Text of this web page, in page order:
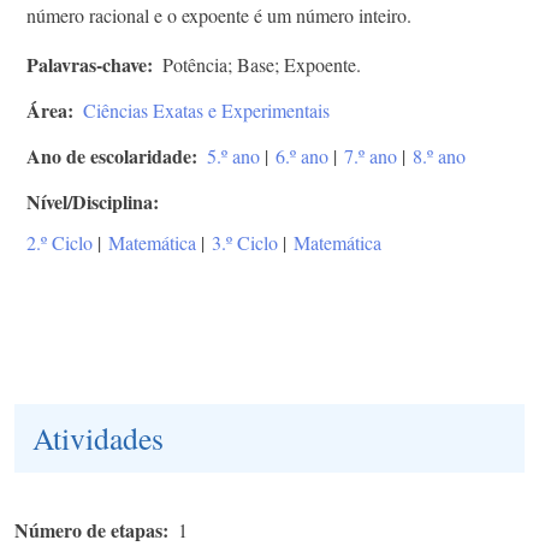
número racional e o expoente é um número inteiro.
Palavras-chave Potência; Base; Expoente.
Área Ciências Exatas e Experimentais
Ano de escolaridade 5.º ano | 6.º ano | 7.º ano | 8.º ano
Nível/Disciplina
2.º Ciclo | Matemática | 3.º Ciclo | Matemática
Atividades
Número de etapas 1